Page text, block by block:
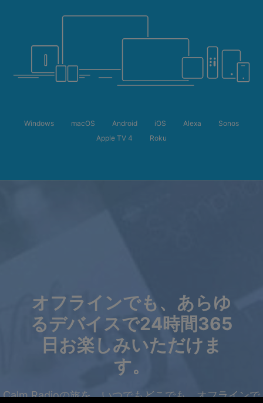
Windows macOS Android iOS Alexa
Sonos
Apple TV 4
Roku
オフラインでも、あらゆ
るデバイスで24時間365
日お楽しみいただけま
す。
Calm Radioの旅を、いつでもどこでも、オフラインで